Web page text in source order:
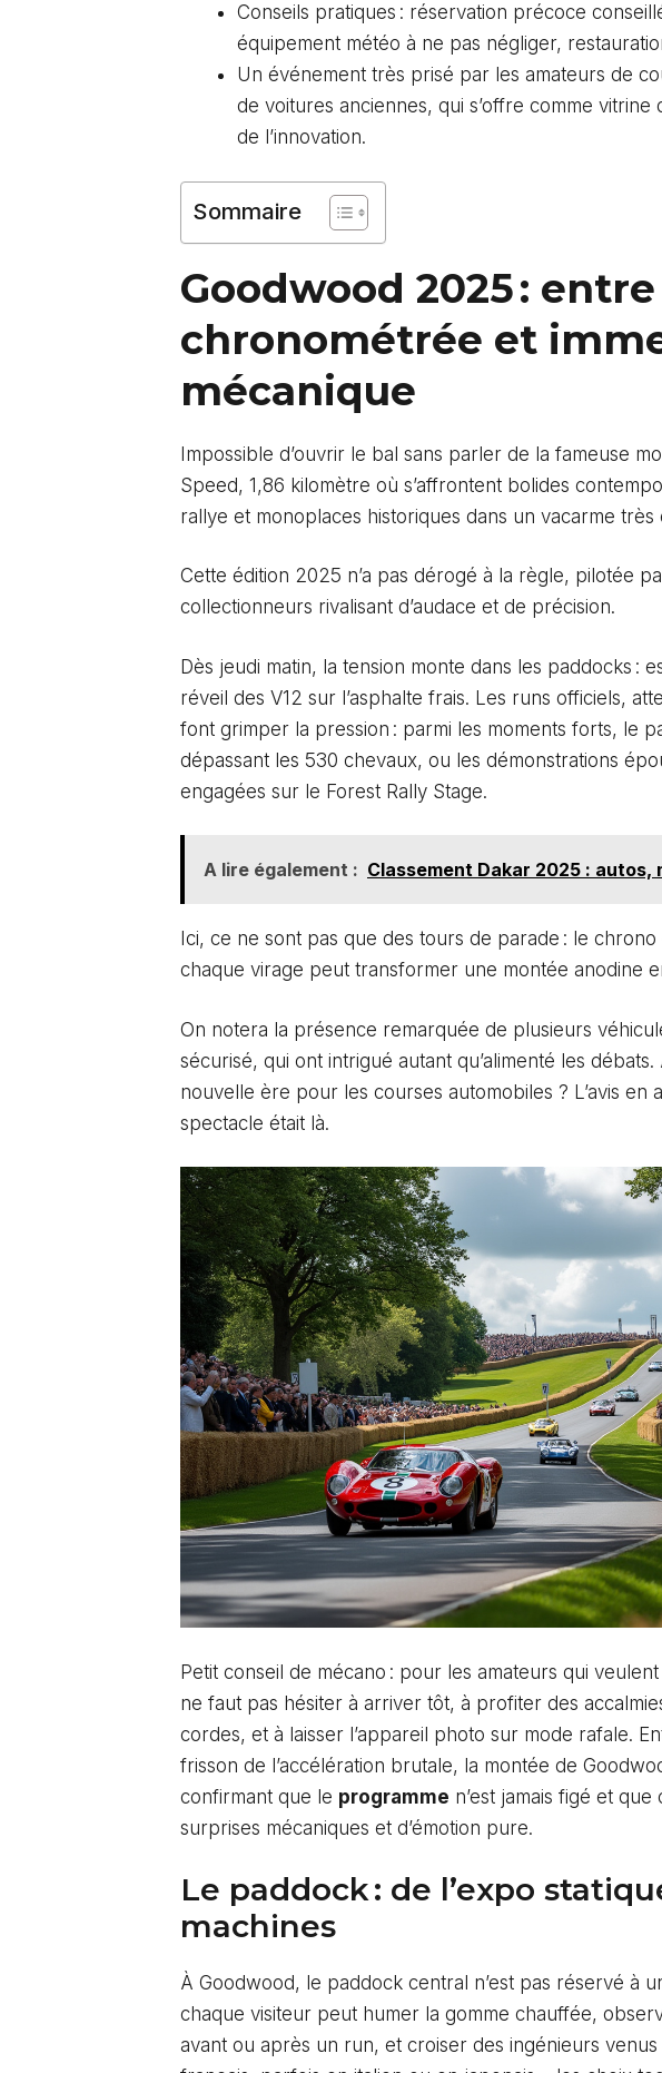
Conseils pratiques : réservation précoce
équipement météo à ne pas négliger,
Un événement très prisé par les amateurs de
de voitures anciennes, qui s’offre comme
de l’innovation.
Sommaire
Goodwood 2025 :
chronométrée et
mécanique
Impossible d’ouvrir le bal sans parler de la fameuse
Speed, 1,86 kilomètre où s’affrontent bolides
rallye et monoplaces historiques dans un vacarme
Cette édition 2025 n’a pas dérogé à la règle, pilotée
collectionneurs rivalisant d’audace et de précision.
Dès jeudi matin, la tension monte dans les paddocks :
réveil des V12 sur l’asphalte frais. Les runs officiels,
font grimper la pression : parmi les moments forts, le
dépassant les 530 chevaux, ou les démonstrations
engagées sur le Forest Rally Stage.
A lire également : Classement Dakar 2025 : autos,
Ici, ce ne sont pas que des tours de parade : le
chaque virage peut transformer une montée anodine
On notera la présence remarquée de plusieurs
sécurisé, qui ont intrigué autant qu’alimenté les
nouvelle ère pour les courses automobiles ? L’avis en
spectacle était là.
Petit conseil de mécano : pour les amateurs qui
ne faut pas hésiter à arriver tôt, à profiter des
cordes, et à laisser l’appareil photo sur mode rafale.
frisson de l’accélération brutale, la montée de
confirmant que le programme n’est jamais figé et
surprises mécaniques et d’émotion pure.
Le paddock : de l’expo
machines
À Goodwood, le paddock central n’est pas réservé à
chaque visiteur peut humer la gomme chauffée,
avant ou après un run, et croiser des ingénieurs